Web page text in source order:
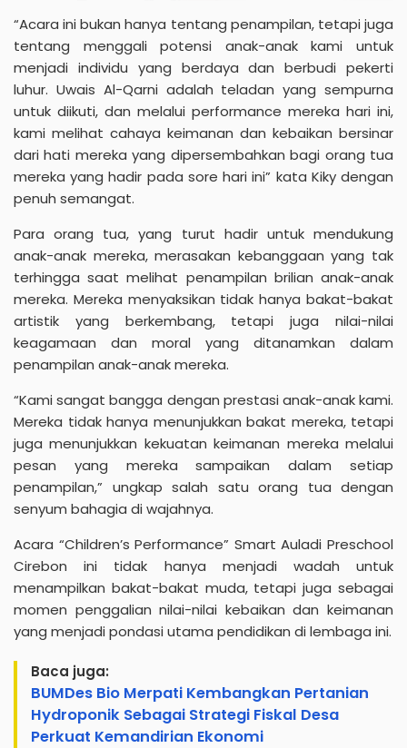
“Acara ini bukan hanya tentang penampilan, tetapi juga
tentang menggali potensi anak-anak kami untuk
menjadi individu yang berdaya dan berbudi pekerti
luhur. Uwais Al-Qarni adalah teladan yang sempurna
untuk diikuti, dan melalui performance mereka hari ini,
kami melihat cahaya keimanan dan kebaikan bersinar
dari hati mereka yang dipersembahkan bagi orang tua
mereka yang hadir pada sore hari ini” kata Kiky dengan
penuh semangat.
Para orang tua, yang turut hadir untuk mendukung
anak-anak mereka, merasakan kebanggaan yang tak
terhingga saat melihat penampilan brilian anak-anak
mereka. Mereka menyaksikan tidak hanya bakat-bakat
artistik yang berkembang, tetapi juga nilai-nilai
keagamaan dan moral yang ditanamkan dalam
penampilan anak-anak mereka.
“Kami sangat bangga dengan prestasi anak-anak kami.
Mereka tidak hanya menunjukkan bakat mereka, tetapi
juga menunjukkan kekuatan keimanan mereka melalui
pesan yang mereka sampaikan dalam setiap
penampilan,” ungkap salah satu orang tua dengan
senyum bahagia di wajahnya.
Acara “Children’s Performance” Smart Auladi Preschool
Cirebon ini tidak hanya menjadi wadah untuk
menampilkan bakat-bakat muda, tetapi juga sebagai
momen penggalian nilai-nilai kebaikan dan keimanan
yang menjadi pondasi utama pendidikan di lembaga ini.
Baca juga:
BUMDes Bio Merpati Kembangkan Pertanian
Hydroponik Sebagai Strategi Fiskal Desa
Perkuat Kemandirian Ekonomi